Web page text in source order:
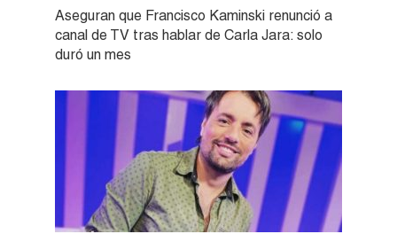
Aseguran que Francisco Kaminski renunció a
canal de TV tras hablar de Carla Jara: solo
duró un mes